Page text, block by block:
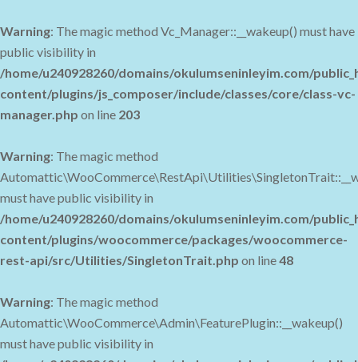
Warning: The magic method Vc_Manager::__wakeup() must have
public visibility in
/home/u240928260/domains/okulumseninleyim.com/
content/plugins/js_composer/include/classes/core/class-vc-
manager.php on line 203
Warning: The magic method
must have public visibility in
/home/u240928260/domains/okulumseninleyim.com/
content/plugins/woocommerce/packages/woocommerce-
rest-api/src/Utilities/SingletonTrait.php on line48
Warning: The magic method
Automattic\WooCommerce\Admin\FeaturePlugin::__wakeup()
must have public visibility in